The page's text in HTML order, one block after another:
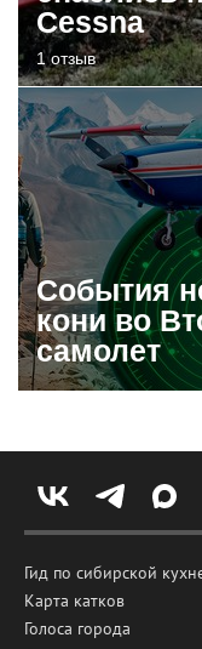
Cessna
1 отзыв
События
кони во
самолет
Гид по сибирской
Карта катков
Голоса города